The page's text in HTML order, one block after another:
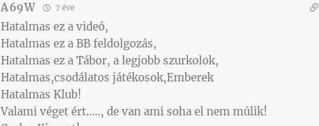
A69W 7 éve
Hatalmas ez a videó,
Hatalmas ez a BB feldolgozás,
Hatalmas ez a Tábor, a legjobb szurkolok,
Hatalmas,csodálatos játékosok,Emberek
Hatalmas Klub!
Valami véget ért….., de van ami soha el nem múlik!